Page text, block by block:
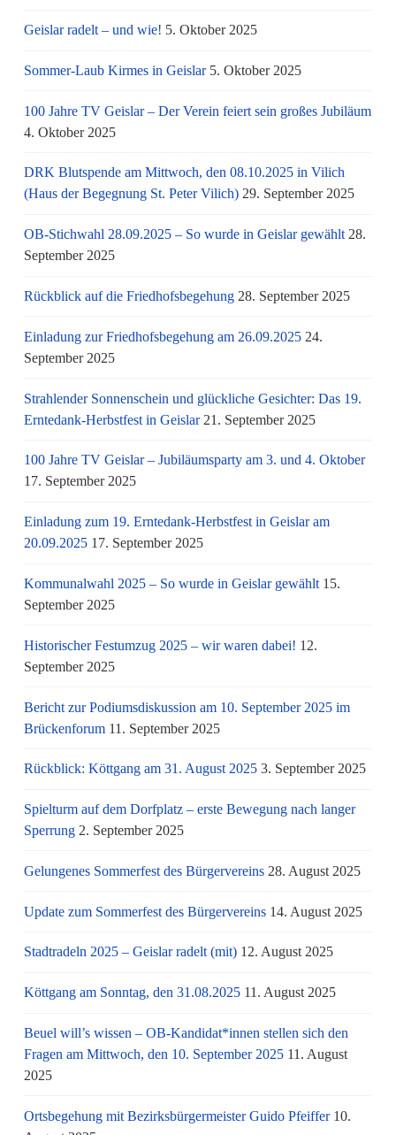
Geislar radelt – und wie! 5. Oktober 2025
Sommer-Laub Kirmes in Geislar 5. Oktober 2025
100 Jahre TV Geislar – Der Verein feiert sein großes Jubiläum
4. Oktober 2025
DRK Blutspende am Mittwoch, den 08.10.2025 in Vilich
(Haus der Begegnung St. Peter Vilich) 29. September 2025
OB-Stichwahl 28.09.2025 – So wurde in Geislar gewählt 28.
September 2025
Rückblick auf die Friedhofsbegehung 28. September 2025
Einladung zur Friedhofsbegehung am 26.09.2025 24.
September 2025
Strahlender Sonnenschein und glückliche Gesichter: Das 19.
Erntedank-Herbstfest in Geislar 21. September 2025
100 Jahre TV Geislar – Jubiläumsparty am 3. und 4. Oktober
17. September 2025
Einladung zum 19. Erntedank-Herbstfest in Geislar am
20.09.2025 17. September 2025
Kommunalwahl 2025 – So wurde in Geislar gewählt 15.
September 2025
Historischer Festumzug 2025 – wir waren dabei! 12.
September 2025
Bericht zur Podiumsdiskussion am 10. September 2025 im
Brückenforum 11. September 2025
Rückblick: Köttgang am 31. August 2025 3. September 2025
Spielturm auf dem Dorfplatz – erste Bewegung nach langer
Sperrung 2. September 2025
Gelungenes Sommerfest des Bürgervereins 28. August 2025
Update zum Sommerfest des Bürgervereins 14. August 2025
Stadtradeln 2025 – Geislar radelt (mit) 12. August 2025
Köttgang am Sonntag, den 31.08.2025 11. August 2025
Beuel will’s wissen – OB-Kandidat*innen stellen sich den
Fragen am Mittwoch, den 10. September 2025 11. August
2025
Ortsbegehung mit Bezirksbürgermeister Guido Pfeiffer 10.